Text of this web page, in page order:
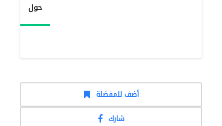
حول
أضف للمفضلة
شارك